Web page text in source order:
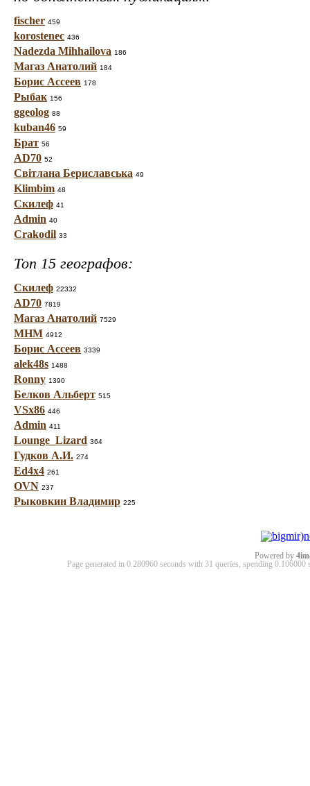
fischer 459
korostenec 436
Nadezda Mihhailova 186
Магаз Анатолий 184
Борис Ассеев 178
Рыбак 156
ggeolog 88
kuban46 59
Брат 56
AD70 52
Світлана Бериславська 49
Klimbim 48
Скилеф 41
Admin 40
Crakodil 33
Топ 15 географов:
Скилеф 22332
AD70 7819
Магаз Анатолий 7529
МНМ 4912
Борис Ассеев 3339
alek48s 1488
Ronny 1390
Белков Альберт 515
VSx86 446
Admin 411
Lounge_Lizard 364
Гудков А.И. 274
Ed4x4 261
OVN 237
Рыковкин Владимир 225
Powered by
Page generated in 0.280960 seconds with 31 queries, spending